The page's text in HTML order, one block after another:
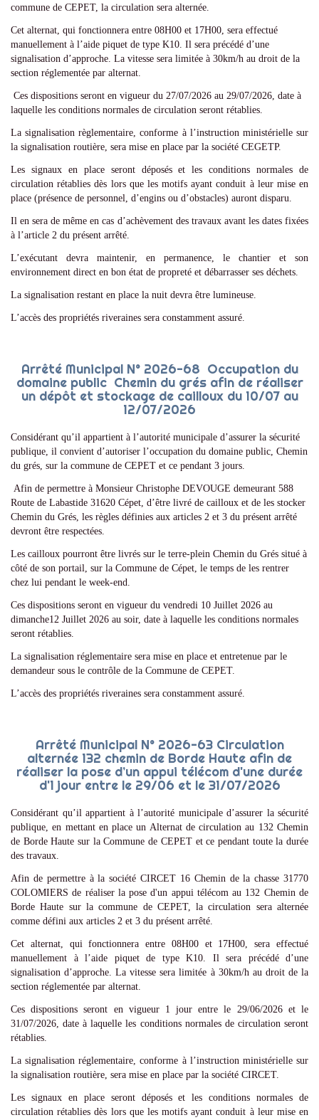
commune de CEPET, la circulation sera alternée.
Cet alternat, qui fonctionnera entre 08H00 et 17H00, sera effectué
manuellement à l’aide piquet de type K10. Il sera précédé d’une
signalisation d’approche. La vitesse sera limitée à 30km/h au droit de la
section réglementée par alternat.
Ces dispositions seront en vigueur du 27/07/2026 au 29/07/2026, date à
laquelle les conditions normales de circulation seront rétablies.
La signalisation règlementaire, conforme à l’instruction ministérielle sur
la signalisation routière, sera mise en place par la société CEGETP.
Les signaux en place seront déposés et les conditions normales de
circulation rétablies dès lors que les motifs ayant conduit à leur mise en
place (présence de personnel, d’engins ou d’obstacles) auront disparu.
Il en sera de même en cas d’achèvement des travaux avant les dates fixées
à l’article 2 du présent arrêté.
L’exécutant devra maintenir, en permanence, le chantier et son
environnement direct en bon état de propreté et débarrasser ses déchets.
La signalisation restant en place la nuit devra être lumineuse.
L’accès des propriétés riveraines sera constamment assuré.
Arrêté Municipal N° 2026-68 Occupation du
domaine public Chemin du grés afin de réaliser
un dépôt et stockage de cailloux du 10/07 au
12/07/2026
Considérant qu’il appartient à l’autorité municipale d’assurer la sécurité
publique, il convient d’autoriser l’occupation du domaine public, Chemin
du grés, sur la commune de CEPET et ce pendant 3 jours.
Afin de permettre à Monsieur Christophe DEVOUGE demeurant 588
Route de Labastide 31620 Cépet, d’être livré de cailloux et de les stocker
Chemin du Grés, les règles définies aux articles 2 et 3 du présent arrêté
devront être respectées.
Les cailloux pourront être livrés sur le terre-plein Chemin du Grés situé à
côté de son portail, sur la Commune de Cépet, le temps de les rentrer
chez lui pendant le week-end.
Ces dispositions seront en vigueur du vendredi 10 Juillet 2026 au
dimanche12 Juillet 2026 au soir, date à laquelle les conditions normales
seront rétablies.
La signalisation réglementaire sera mise en place et entretenue par le
demandeur sous le contrôle de la Commune de CEPET.
L’accès des propriétés riveraines sera constamment assuré.
Arrêté Municipal N° 2026-63 Circulation
alternée 132 chemin de Borde Haute afin de
réaliser la pose d’un appui télécom d'une durée
d'1 jour entre le 29/06 et le 31/07/2026
Considérant qu’il appartient à l’autorité municipale d’assurer la sécurité
publique, en mettant en place un Alternat de circulation au 132 Chemin
de Borde Haute sur la Commune de CEPET et ce pendant toute la durée
des travaux.
Afin de permettre à la société CIRCET 16 Chemin de la chasse 31770
COLOMIERS de réaliser la pose d'un appui télécom au 132 Chemin de
Borde Haute sur la commune de CEPET, la circulation sera alternée
comme défini aux articles 2 et 3 du présent arrêté.
Cet alternat, qui fonctionnera entre 08H00 et 17H00, sera effectué
manuellement à l’aide piquet de type K10. Il sera précédé d’une
signalisation d’approche. La vitesse sera limitée à 30km/h au droit de la
section réglementée par alternat.
Ces dispositions seront en vigueur 1 jour entre le 29/06/2026 et le
31/07/2026, date à laquelle les conditions normales de circulation seront
rétablies.
La signalisation réglementaire, conforme à l’instruction ministérielle sur
la signalisation routière, sera mise en place par la société CIRCET.
Les signaux en place seront déposés et les conditions normales de
circulation rétablies dès lors que les motifs ayant conduit à leur mise en